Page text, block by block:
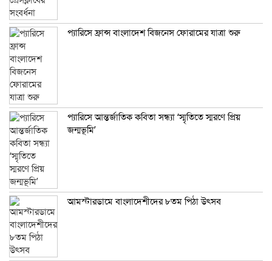
প্যারিসে ফ্রান্স বাংলাদেশ বিজনেস ফোরামের যাত্রা শুরু
প্যারিসে আন্তর্জাতিক কবিতা সন্ধ্যা ‘স্মৃতিতে স্মরণে প্রিয়
জন্মভূমি’
আমস্টারডামে বাংলাদেশীদের ৮তম পিঠা উৎসব